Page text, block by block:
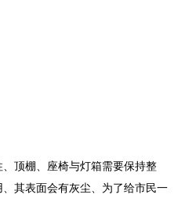
顶棚、座椅与灯箱需要保持整
其表面会有灰尘、为了给市民一